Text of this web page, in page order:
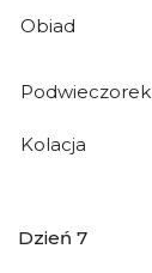
Obiad
Podwieczorek
Kolacja
Dzień 7